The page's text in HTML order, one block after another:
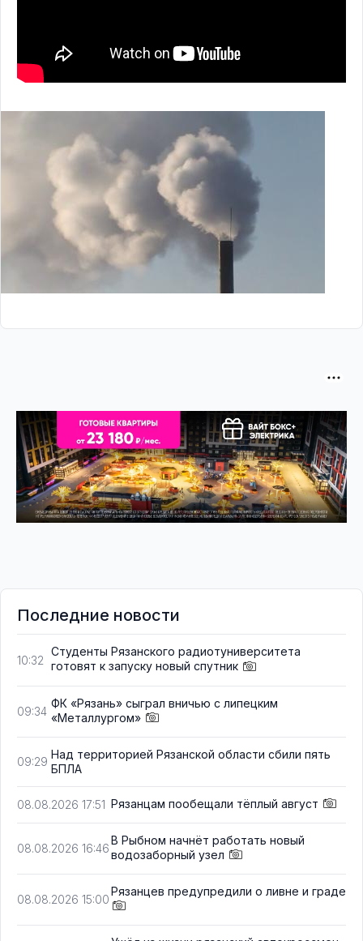
Последние новости
10:32
Студенты Рязанского радиотуниверситета
готовят к запуску новый спутник
09:34
ФК «Рязань» сыграл вничью с липецким
«Металлургом»
09:29
Над территорией Рязанской области сбили пять
БПЛА
08.08.2026 17:51 Рязанцам пообещали тёплый август
08.08.2026 16:46
В Рыбном начнёт работать новый
водозаборный узел
08.08.2026 15:00
Рязанцев предупредили о ливне и граде